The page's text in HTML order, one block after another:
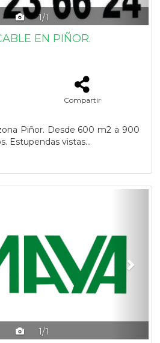
1/1
EN PIÑOR.
Compartir
Piñor. Desde 600 m2 a 900
Estupendas vistas...
1/1